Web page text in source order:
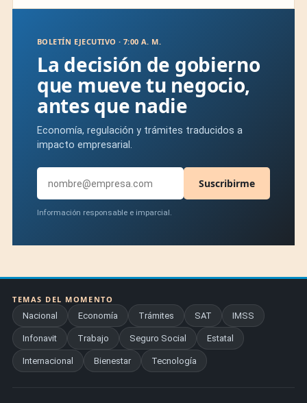
BOLETÍN EJECUTIVO · 7:00 A. M.
La decisión de gobierno
que mueve tu negocio,
antes que nadie
Economía, regulación y trámites traducidos a
impacto empresarial.
Suscribirme
Información responsable e imparcial.
TEMAS DEL MOMENTO
Nacional
Economía Trámites SAT IMSS
Infonavit Trabajo Seguro Social Estatal
Internacional Bienestar Tecnología